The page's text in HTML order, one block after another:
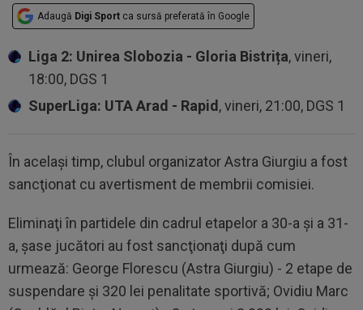
Adaugă Digi Sport ca sursă preferată în Google
Liga 2: Unirea Slobozia - Gloria Bistrița, vineri,
18:00, DGS 1
SuperLiga: UTA Arad - Rapid , vineri, 21:00, DGS 1
În acelaşi timp, clubul organizator Astra Giurgiu a fost
sancţionat cu avertisment de membrii comisiei.
Eliminaţi în partidele din cadrul etapelor a 30-a şi a 31-
a, şase jucători au fost sancţionaţi după cum
urmează: George Florescu (Astra Giurgiu) - 2 etape de
suspendare şi 320 lei penalitate sportivă; Ovidiu Marc